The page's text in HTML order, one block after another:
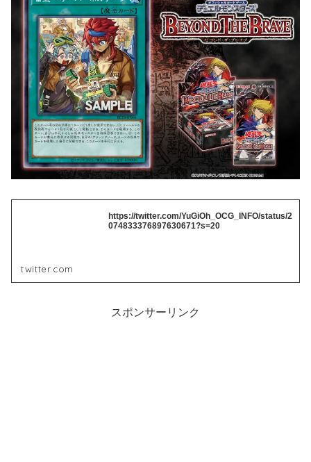
https://twitter.com/YuGiOh_OCG_INFO/status/2
074833376897630671?s=20
twitter.com
スポンサーリンク